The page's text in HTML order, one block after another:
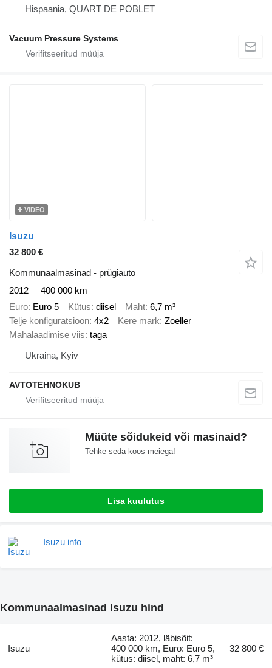
Hispaania, QUART DE POBLET
Vacuum Pressure Systems
VIDEO
Isuzu
32 800 €
Kommunaalmasinad - prügiauto
2012
400 000 km
Euro Euro 5 Kütus diisel Maht 6,7 m³
Telje konfiguratsioon 4x2 Kere mark Zoeller
Mahalaadimise viis taga
Ukraina, Kyiv
AVTOTEHNOKUB
Müüte sõidukeid või masinaid?
Tehke seda koos meiega!
Lisa kuulutus
Isuzu info
Kommunaalmasinad Isuzu hind
Isuzu
Aasta: 2012, läbisõit:
400 000 km, Euro: Euro 5,
kütus: diisel, maht: 6,7 m³
32 800 €